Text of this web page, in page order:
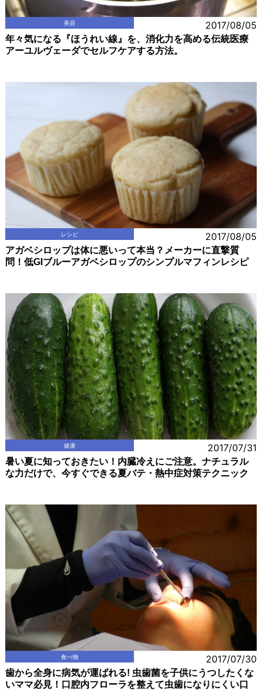
美容 2017/08/05
年々気になる『ほうれい線』を、消化力を高める伝統医療
アーユルヴェーダでセルフケアする方法。
レシピ 2017/08/05
アガベシロップは体に悪いって本当？メーカーに直撃質
問！低GIブルーアガベシロップのシンプルマフィンレシピ
健康 2017/07/31
暑い夏に知っておきたい！内臓冷えにご注意。ナチュラル
な力だけで、今すぐできる夏バテ・熱中症対策テクニック
食べ物 2017/07/30
歯から全身に病気が運ばれる! 虫歯菌を子供にうつしたくな
いママ必見！口腔内フローラを整えて虫歯になりにくい口